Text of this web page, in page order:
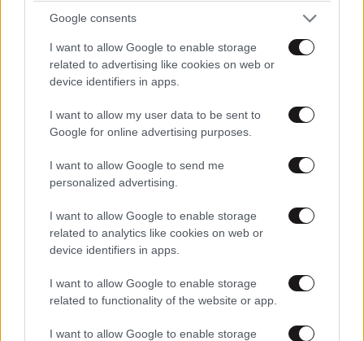
Google consents
I want to allow Google to enable storage
related to advertising like cookies on web or
device identifiers in apps.
I want to allow my user data to be sent to
Google for online advertising purposes.
I want to allow Google to send me
personalized advertising.
I want to allow Google to enable storage
related to analytics like cookies on web or
device identifiers in apps.
I want to allow Google to enable storage
related to functionality of the website or app.
I want to allow Google to enable storage
ΔΙΑΤΡΟΦΗ1 ω. πριν
Ογκολόγοι προειδοποιούν: Αυτές οι τροφές,
περνούν απαρατήρητες, αλλά καλό είναι να τις
βγάλετε από την καθημερινότητά σας